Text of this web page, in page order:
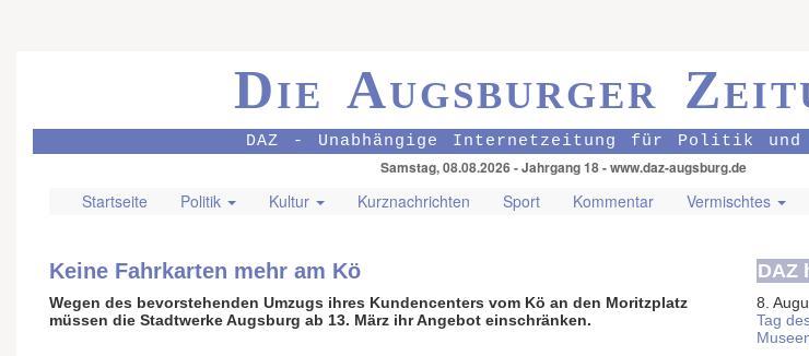
Die Augsburger
DAZ - Unabhängige Internetzeitung für Politik
Samstag, 08.08.2026 - Jahrgang 18 - www.daz-augsburg.de
Startseite Politik Kultur Kurznachrichten Sport Kommentar Vermischtes
Keine Fahrkarten mehr am Kö
Wegen des bevorstehenden Umzugs ihres Kundencenters vom Kö an den Moritzplatz
müssen die Stadtwerke Augsburg ab 13. März ihr Angebot einschränken.
DAZ
8.
Tag